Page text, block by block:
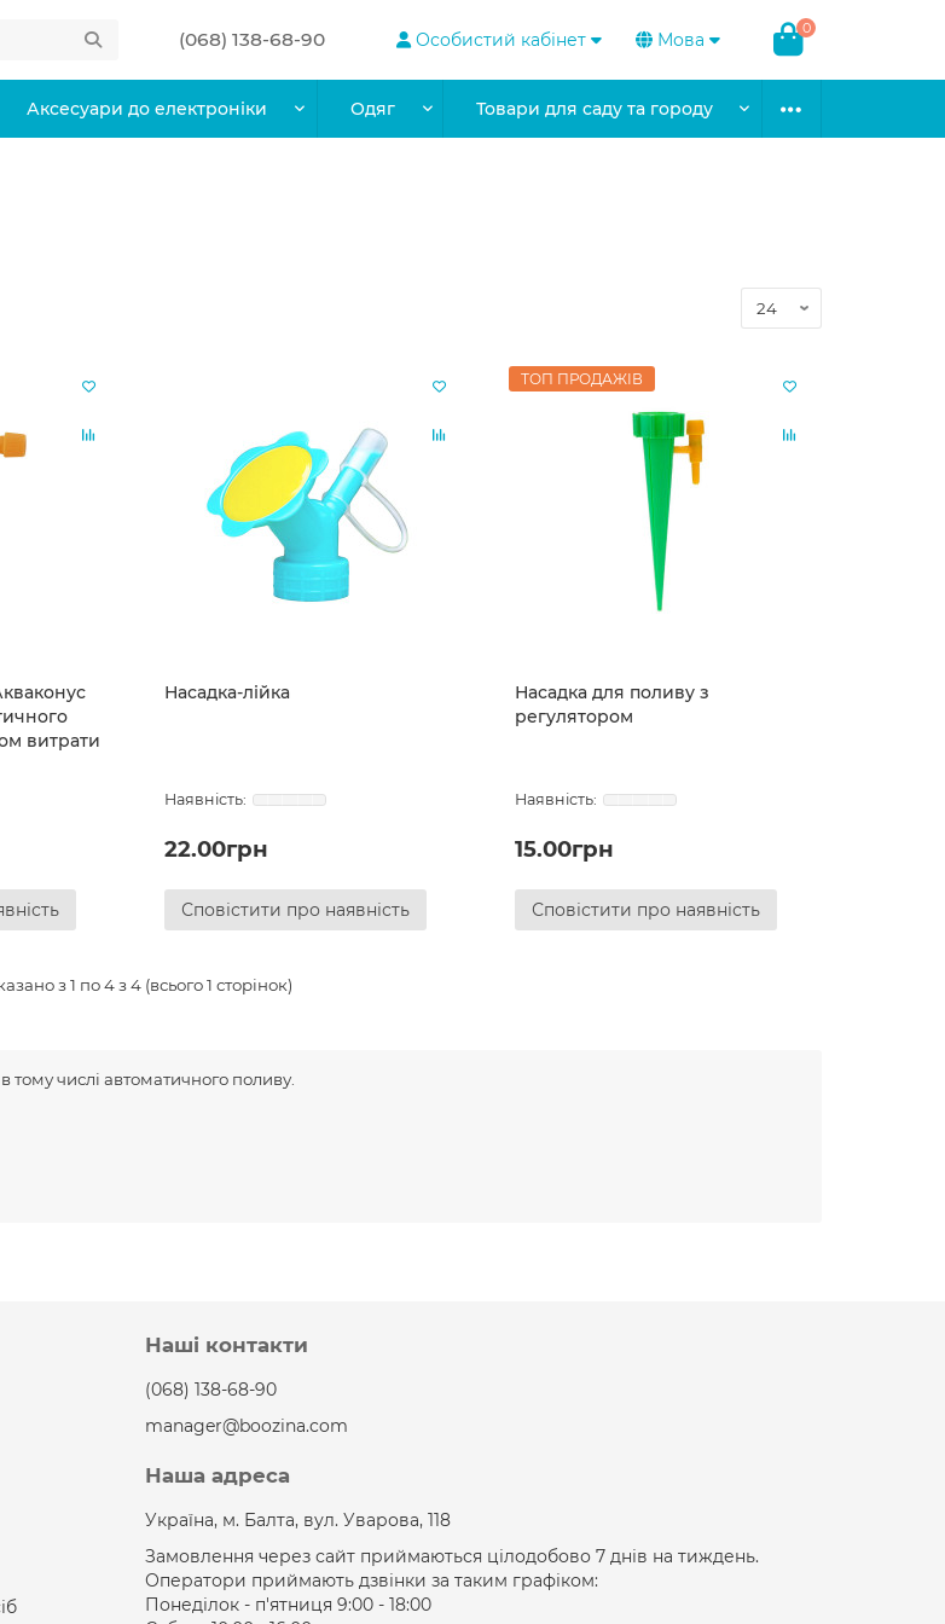
(068) 138-68-90 Особистий кабінет Мова
0
Аксесуари до електроніки Одяг Товари для саду та городу
витрати
Насадка-лійка
22.00грн
Сповістити про наявність
ТОП ПРОДАЖІВ
Насадка для поливу з
регулятором
15.00грн
Сповістити про наявність
з 1 по 4 з 4 (всього 1 сторінок)
числі автоматичного поливу.
Наші контакти
(068) 138-68-90
manager@boozina.com
Наша адреса
Україна, м. Балта, вул. Уварова, 118
Замовлення через сайт приймаються цілодобово 7 днів на тиждень.
Оператори приймають дзвінки за таким графіком:
Понеділок - п'ятниця 9:00 - 18:00